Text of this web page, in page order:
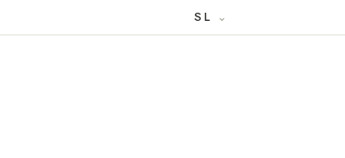
SL